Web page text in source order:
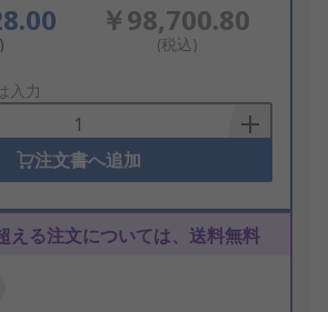
￥98,700.80
(税込)
入力
注文書へ追加
える注文については、送料無料